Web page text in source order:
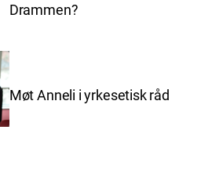
Drammen?
Møt Anneli i yrkesetisk råd